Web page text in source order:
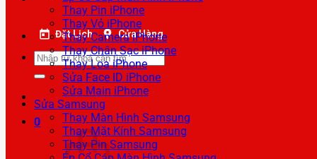
Đặt Lịch Cửa Hàng
Tìm
kiếm:
0
Thay Pin iPhone
Thay Vỏ iPhone
Thay Camera iPhone
Thay Chân Sạc iPhone
Thay Loa iPhone
Sửa Face ID iPhone
Sửa Main iPhone
Sửa Samsung
Thay Màn Hình Samsung
Thay Mặt Kính Samsung
Thay Pin Samsung